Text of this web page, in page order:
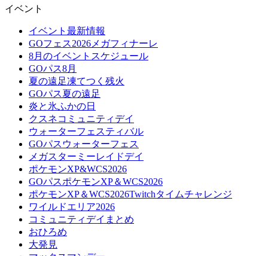
イベント
イベント最新情報
GOフェス2026メガフィナーレ
8月のイベントスケジュール
GOパス8月
夏の遠足凍てつく残火
GOパス夏の遠足
炎と氷ふかの日
クスネコミュニティデイ
ウォーターフェスティバル
GOパスウォーターフェス
メガスターミーレイドデイ
ポケモンXP&WCS2026
GOパスポケモンXP＆WCS2026
ポケモンXP＆WCS2026Twitchタイムチャレンジ
ワイルドエリア2026
コミュニティデイまとめ
おひろめ
大発見